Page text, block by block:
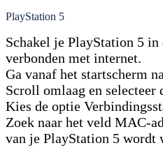
PlayStation 5
Schakel je PlayStation 5 in
verbonden met internet.
Ga vanaf het startscherm
Scroll omlaag en selecteer
Kies de optie
Zoek naar het veld MAC-
van je PlayStation 5 wordt